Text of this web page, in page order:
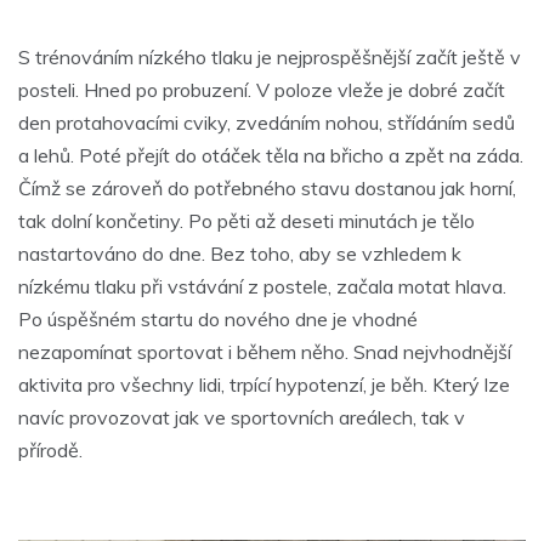
S trénováním nízkého tlaku je nejprospěšnější začít ještě v
posteli. Hned po probuzení. V poloze vleže je dobré začít
den protahovacími cviky, zvedáním nohou, střídáním sedů
a lehů. Poté přejít do otáček těla na břicho a zpět na záda.
Čímž se zároveň do potřebného stavu dostanou jak horní,
tak dolní končetiny. Po pěti až deseti minutách je tělo
nastartováno do dne. Bez toho, aby se vzhledem k
nízkému tlaku při vstávání z postele, začala motat hlava.
Po úspěšném startu do nového dne je vhodné
nezapomínat sportovat i během něho. Snad nejvhodnější
aktivita pro všechny lidi, trpící hypotenzí, je běh. Který lze
navíc provozovat jak ve sportovních areálech, tak v
přírodě.